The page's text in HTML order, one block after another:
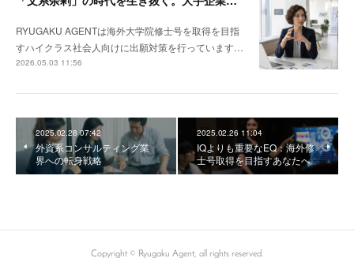
RYUGAKU AGENTは海外大学院修士号を取得を目指
すハイクラス社会人向けに出願対策を行っています…
2026.05.03 11:56
2025.02.28 07:42
外資系コンサルティング業
界への転身戦略
2025.02.26 11:04
IQよりも重要なEQ：海外修
士号取得を目指すあなたへ
Copyright ©︎ Ryugaku Agent, all rights reserved.